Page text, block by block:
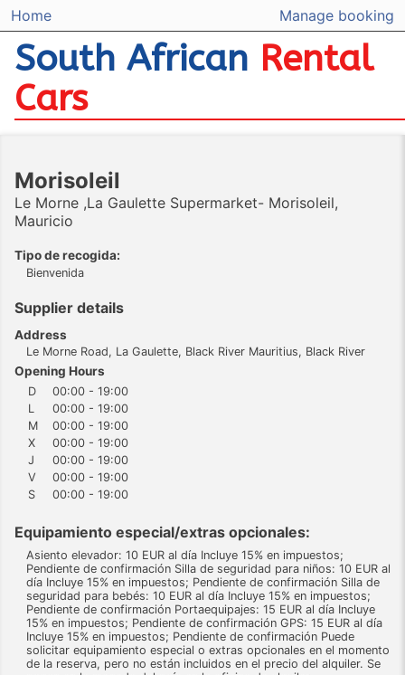
Home Manage booking
South African Rental
Cars
Morisoleil
Le Morne ,La Gaulette Supermarket- Morisoleil,
Mauricio
Tipo de recogida:
Bienvenida
Supplier details
Address
Le Morne Road, La Gaulette, Black River Mauritius, Black River
Opening Hours
D
00:00 - 19:00
L
00:00 - 19:00
M
00:00 - 19:00
X
00:00 - 19:00
J
00:00 - 19:00
V
00:00 - 19:00
S
00:00 - 19:00
Equipamiento especial/extras opcionales:
Asiento elevador: 10 EUR al día Incluye 15% en impuestos;
Pendiente de confirmación Silla de seguridad para niños: 10 EUR al
día Incluye 15% en impuestos; Pendiente de confirmación Silla de
seguridad para bebés: 10 EUR al día Incluye 15% en impuestos;
Pendiente de confirmación Portaequipajes: 15 EUR al día Incluye
15% en impuestos; Pendiente de confirmación GPS: 15 EUR al día
Incluye 15% en impuestos; Pendiente de confirmación Puede
solicitar equipamiento especial o extras opcionales en el momento
de la reserva, pero no están incluidos en el precio del alquiler. Se